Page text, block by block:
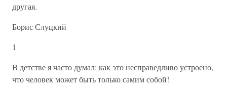
другая.
Борис Слуцкий
1
В детстве я часто думал: как это несправедливо устроено,
что человек может быть только самим собой!